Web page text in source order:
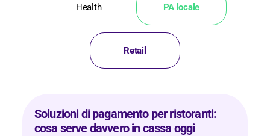
Health PA locale
Retail
Soluzioni di pagamento per ristoranti:
cosa serve davvero in cassa oggi